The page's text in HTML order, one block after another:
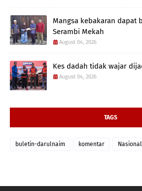
Mangsa kebakaran dapat
Serambi Mekah
August 04, 2026
Kes dadah tidak wajar
August 04, 2026
TAGS
buletin-darulnaim komentar Nasional